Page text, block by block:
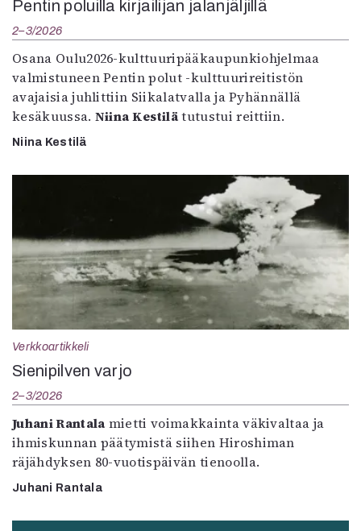
Pentin poluilla kirjailijan jalanjäljillä
2–3/2026
Osana Oulu2026-kulttuuripääkaupunkiohjelmaa
valmistuneen Pentin polut -kulttuurireitistön
avajaisia juhlittiin Siikalatvalla ja Pyhännällä
kesäkuussa. Niina Kestilätutustui reittiin.
Niina Kestilä
Verkkoartikkeli
Sienipilven varjo
2–3/2026
Juhani Rantala mietti voimakkainta väkivaltaa ja
ihmiskunnan päätymistä siihen Hiroshiman
räjähdyksen 80-vuotispäivän tienoolla.
Juhani Rantala